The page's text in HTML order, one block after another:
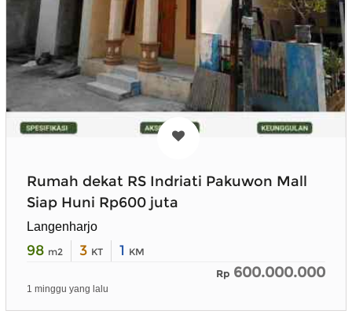
Rumah dekat RS Indriati Pakuwon Mall
Siap Huni Rp600 juta
Langenharjo
98 m2 3 KT 1 KM
Rp 600.000.000
1 minggu yang lalu